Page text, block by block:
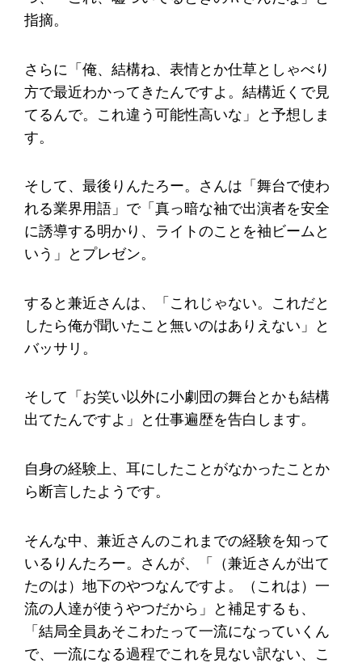
指摘。
さらに「俺、結構ね、表情とか仕草としゃべり
方で最近わかってきたんですよ。結構近くで見
てるんで。これ違う可能性高いな」と予想しま
す。
そして、最後りんたろー。さんは「舞台で使わ
れる業界用語」で「真っ暗な袖で出演者を安全
に誘導する明かり、ライトのことを袖ビームと
いう」とプレゼン。
すると兼近さんは、「これじゃない。これだと
したら俺が聞いたこと無いのはありえない」と
バッサリ。
そして「お笑い以外に小劇団の舞台とかも結構
出てたんですよ」と仕事遍歴を告白します。
自身の経験上、耳にしたことがなかったことか
ら断言したようです。
そんな中、兼近さんのこれまでの経験を知って
いるりんたろー。さんが、「（兼近さんが出て
たのは）地下のやつなんですよ。（これは）一
流の人達が使うやつだから」と補足するも、
「結局全員あそこわたって一流になっていくん
で、一流になる過程でこれを見ない訳ない、こ